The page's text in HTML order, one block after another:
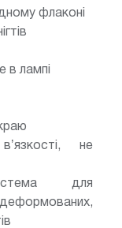
флаконі
в лампі
не
для